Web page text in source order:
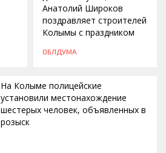
Анатолий Широков
поздравляет строителей
Колымы с праздником
ОБЛДУМА
На Колыме полицейские
установили местонахождение
шестерых человек, объявленных в
розыск